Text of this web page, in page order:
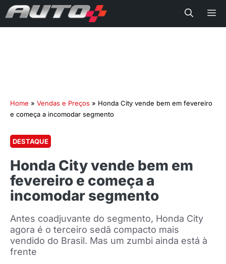
Home » Vendas e Preços » Honda City vende bem em fevereiro
e começa a incomodar segmento
DESTAQUE
Honda City vende bem em
fevereiro e começa a
incomodar segmento
Antes coadjuvante do segmento, Honda City
agora é o terceiro sedã compacto mais
vendido do Brasil. Mas um zumbi ainda está à
frente